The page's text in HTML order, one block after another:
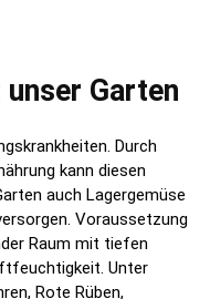
Garten
Durch
kann diesen
auch Lagergemüse
Voraussetzung
Raum mit tiefen
Unter
Rote Rüben,